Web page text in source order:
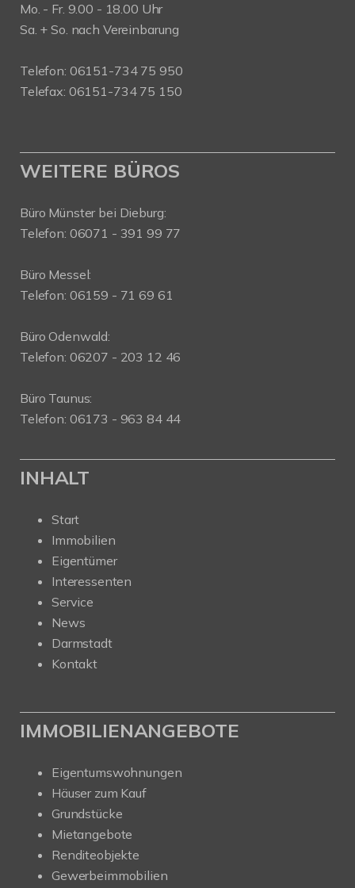
Mo. - Fr. 9.00 - 18.00 Uhr
Sa. + So. nach Vereinbarung
Telefon: 06151-734 75 950
Telefax: 06151-734 75 150
WEITERE BÜROS
Büro Münster bei Dieburg:
Telefon: 06071 - 391 99 77
Büro Messel:
Telefon: 06159 - 71 69 61
Büro Odenwald:
Telefon: 06207 - 203 12 46
Büro Taunus:
Telefon: 06173 - 963 84 44
INHALT
Start
Immobilien
Eigentümer
Interessenten
Service
News
Darmstadt
Kontakt
IMMOBILIENANGEBOTE
Eigentumswohnungen
Häuser zum Kauf
Grundstücke
Mietangebote
Renditeobjekte
Gewerbeimmobilien